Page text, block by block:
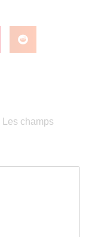
Les champs